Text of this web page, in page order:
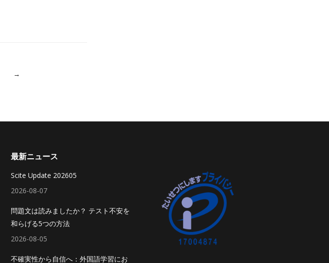
→
最新ニュース
Scite Update 202605
2026-08-07
問題文は読みましたか？ テスト不安を
和らげる5つの方法
2026-08-05
不確実性から自信へ：外国語学習にお